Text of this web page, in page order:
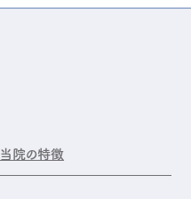
当院の特徴